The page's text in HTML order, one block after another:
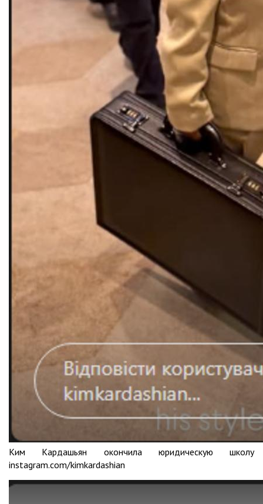
Ким Кардашьян окончила юридическую школу
instagram.com/kimkardashian